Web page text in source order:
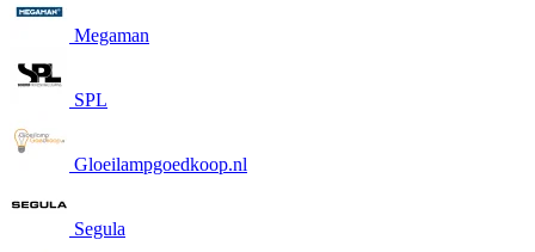
Megaman
SPL
Gloeilampgoedkoop.nl
Segula